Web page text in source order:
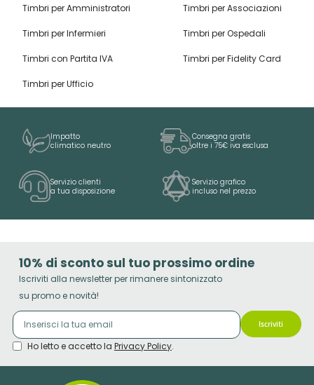
Timbri per Amministratori Timbri per Associazioni
Timbri per Infermieri Timbri per Ospedali
Timbri con Partita IVA Timbri per Fidelity Card
Timbri per Ufficio
Impatto
climatico neutro
Consegna gratis
oltre i 75€ iva esclusa
Servizio clienti
a tua disposizione
Servizio grafico
incluso nel prezzo
10% di sconto sul tuo prossimo ordine
Iscriviti alla newsletter per rimanere sintonizzato
su promo e novità!
Iscriviti
Ho letto e accetto la Privacy Policy.